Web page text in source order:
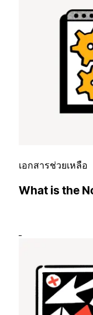
เอกสารช่วยเหลือ
What is the